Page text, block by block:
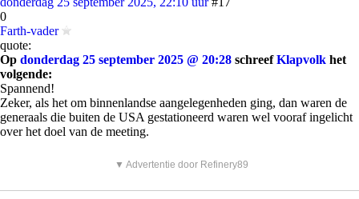
0
Farth-vader
quote:
Op donderdag 25 september 2025 @ 20:28 schreefKlapvolk het
volgende:
Spannend!
Zeker, als het om binnenlandse aangelegenheden ging, dan waren de
generaals die buiten de USA gestationeerd waren wel vooraf ingelicht
over het doel van de meeting.
▼ Advertentie door Refinery89